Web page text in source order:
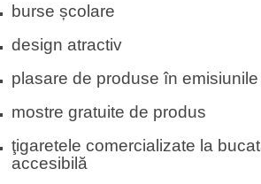
burse școlare
design atractiv
plasare de produse în
mostre gratuite de produs
ţigaretele comercializate la
accesibilă